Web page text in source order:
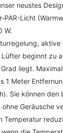
neustes
PAR-Licht
W.
aktive
Lüfter beginnt zu
liegt.
1 Meter
Sie können den
ohne Geräusche
Temperatur